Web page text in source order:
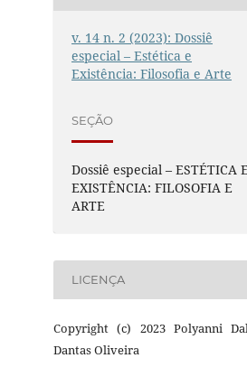
v. 14 n. 2 (2023): Dossiê
especial – Estética e
Existência: Filosofia e Arte
SEÇÃO
Dossiê especial – ESTÉTICA
EXISTÊNCIA: FILOSOFIA E
ARTE
LICENÇA
Copyright (c) 2023 Polyanni
Dantas Oliveira